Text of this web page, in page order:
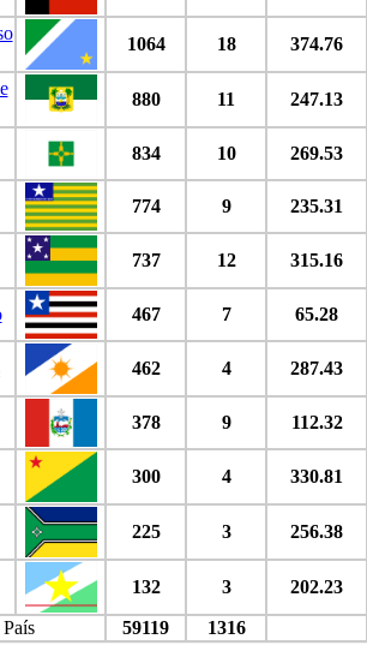
1064 18 374.76
880 11 247.13
834 10 269.53
774 9 235.31
737 12 315.16
467 7 65.28
462 4 287.43
378 9 112.32
300 4 330.81
225 3 256.38
132 3
202.23
59119 1316